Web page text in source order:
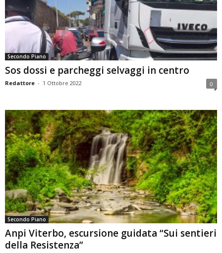
Secondo Piano
Sos dossi e parcheggi selvaggi in centro
Redattore - 1 Ottobre 2022 0
Secondo Piano
Anpi Viterbo, escursione guidata “Sui sentieri
della Resistenza”